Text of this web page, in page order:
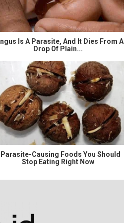
Is A Parasite, And It Dies From A
Drop Of Plain...
Causing Foods You Should
Stop Eating Right Now